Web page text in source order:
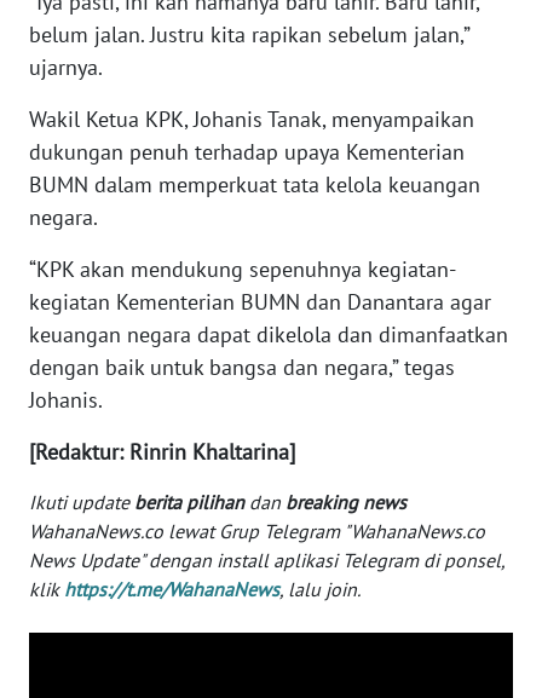
belum jalan. Justru kita rapikan sebelum jalan,”
ujarnya.
Wakil Ketua KPK, Johanis Tanak, menyampaikan
dukungan penuh terhadap upaya Kementerian
BUMN dalam memperkuat tata kelola keuangan
negara.
“KPK akan mendukung sepenuhnya kegiatan-
kegiatan Kementerian BUMN dan Danantara agar
keuangan negara dapat dikelola dan dimanfaatkan
dengan baik untuk bangsa dan negara,” tegas
Johanis.
[Redaktur: Rinrin Khaltarina]
Ikuti update berita pilihandan breaking news
WahanaNews.co lewat Grup Telegram "WahanaNews.co
News Update" dengan install aplikasi Telegram di ponsel,
klik https://t.me/WahanaNews, lalu join.
PAPUA
BARAT
WN
RIAU
WN
SERAMBI
JAMBI
WN
SULTRA
WN
NTB
WN
SULTENG